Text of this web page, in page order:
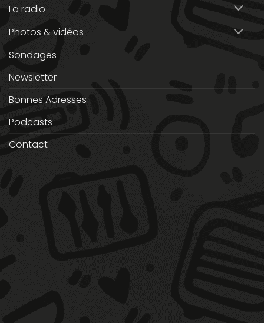
La radio
Photos & vidéos
Sondages
Newsletter
Bonnes Adresses
Podcasts
Contact